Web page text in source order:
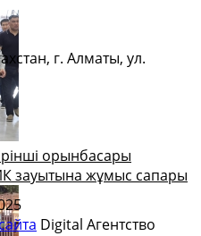
орынбасары
зауытына жұмыс сапары
г. Алматы, ул.
Digital Агентство